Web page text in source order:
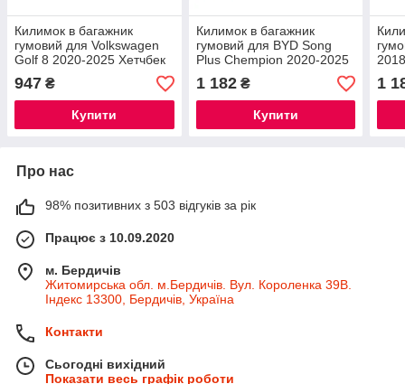
Килимок в багажник
гумовий для Volkswagen
Golf 8 2020-2025 Хетчбек
нижня полиця /
Фольксваген Гольф 8
947 ₴
Купити
Килимок в багажник
гумовий для BYD Song
Plus Chempion 2020-2025
Нижня полиця / Бі ай ді
сонг плюс автогум
1 182₴
Купити
1
Про нас
98% позитивних з 503 відгуків за рік
Працює з 10.09.2020
м. Бердичів
Житомирська обл. м.Бердичів. Вул. Короленка 39В.
Індекс 13300, Бердичів, Україна
Контакти
Сьогодні вихідний
Показати весь графік роботи